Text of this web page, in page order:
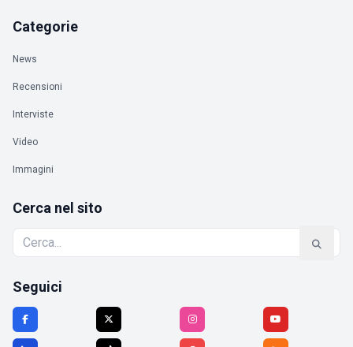
Categorie
News
Recensioni
Interviste
Video
Immagini
Cerca nel sito
Seguici